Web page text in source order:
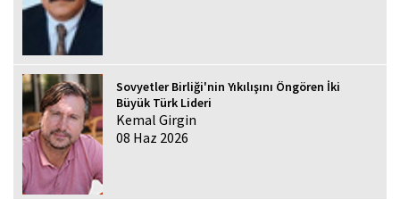
Sovyetler Birliği'nin Yıkılışını Öngören İki
Büyük Türk Lideri
Kemal Girgin
08 Haz 2026